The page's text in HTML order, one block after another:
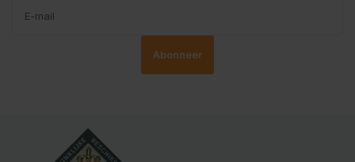
Abonneer